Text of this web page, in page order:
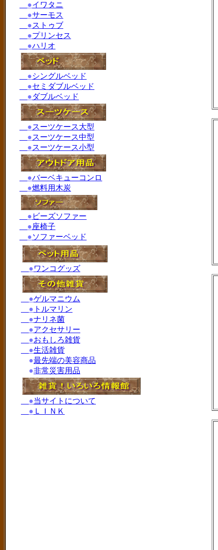
●イワタニ
●サーモス
●ストゥブ
●プリンセス
●ハリオ
●シングルベッド
●セミダブルベッド
●ダブルベッド
●スーツケース大型
●スーツケース中型
●スーツケース小型
●バーベキューコンロ
●燃料用木炭
● ビーズソファー
●座椅子
●ソファーベッド
●ワンコグッズ
●ゲルマニウム
● トルマリン
●ナリネ菌
●アクセサリー
●おもしろ雑貨
●生活雑貨
●最先端の美容商品
●非常災害用品
●当サイトについて
● ＬＩＮＫ